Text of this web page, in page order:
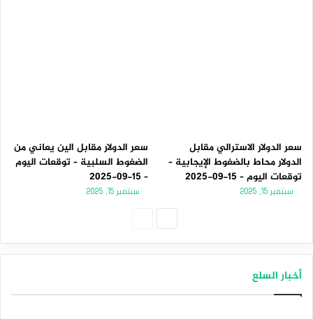
سعر الدولار الاسترالي مقابل
الدولار محاط بالضغوط الإيجابية –
توقعات اليوم – 15-09-2025
سبتمبر 15, 2025
سعر الدولار مقابل الين يعاني من
الضغوط السلبية – توقعات اليوم
– 15-09-2025
سبتمبر 15, 2025
أخبار السلع